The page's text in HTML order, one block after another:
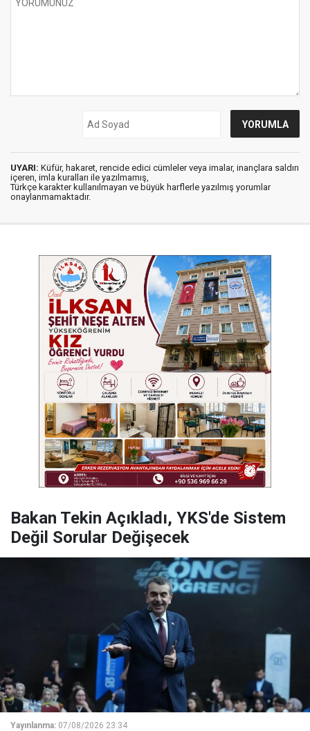
UYARI: Küfür, hakaret, rencide edici cümleler veya imalar, inançlara saldırı
içeren, imla kuralları ile yazılmamış,
Türkçe karakter kullanılmayan ve büyük harflerle yazılmış yorumlar
onaylanmamaktadır.
Bakan Tekin Açıkladı, YKS'de Sistem
Değil Sorular Değişecek
Yayınlanma: 07/08/2026 23:34